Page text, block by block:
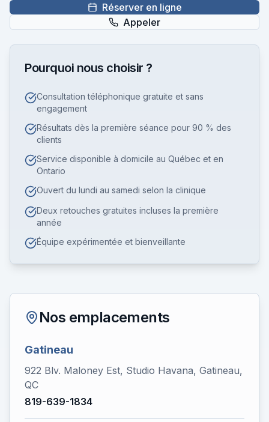
Réserver en ligne
Appeler
Pourquoi nous choisir ?
Consultation téléphonique gratuite et sans
engagement
Résultats dès la première séance pour 90 % des
clients
Service disponible à domicile au Québec et en
Ontario
Ouvert du lundi au samedi selon la clinique
Deux retouches gratuites incluses la première
année
Équipe expérimentée et bienveillante
Nos emplacements
Gatineau
922 Blv. Maloney Est, Studio Havana, Gatineau,
QC
819-639-1834